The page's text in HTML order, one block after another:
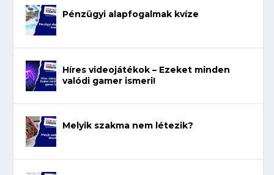
Pénzügyi alapfogalmak kvíze
Híres videojátékok – Ezeket minden
valódi gamer ismeri!
Melyik szakma nem létezik?